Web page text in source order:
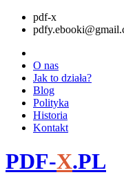
pdf-x
O nas
Jak to działa?
Blog
Polityka
Historia
Kontakt
PDF-X.PL